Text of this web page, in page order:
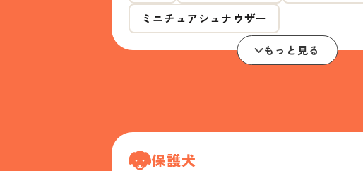
ミニチュアシュナウザー
もっと見る
保護犬